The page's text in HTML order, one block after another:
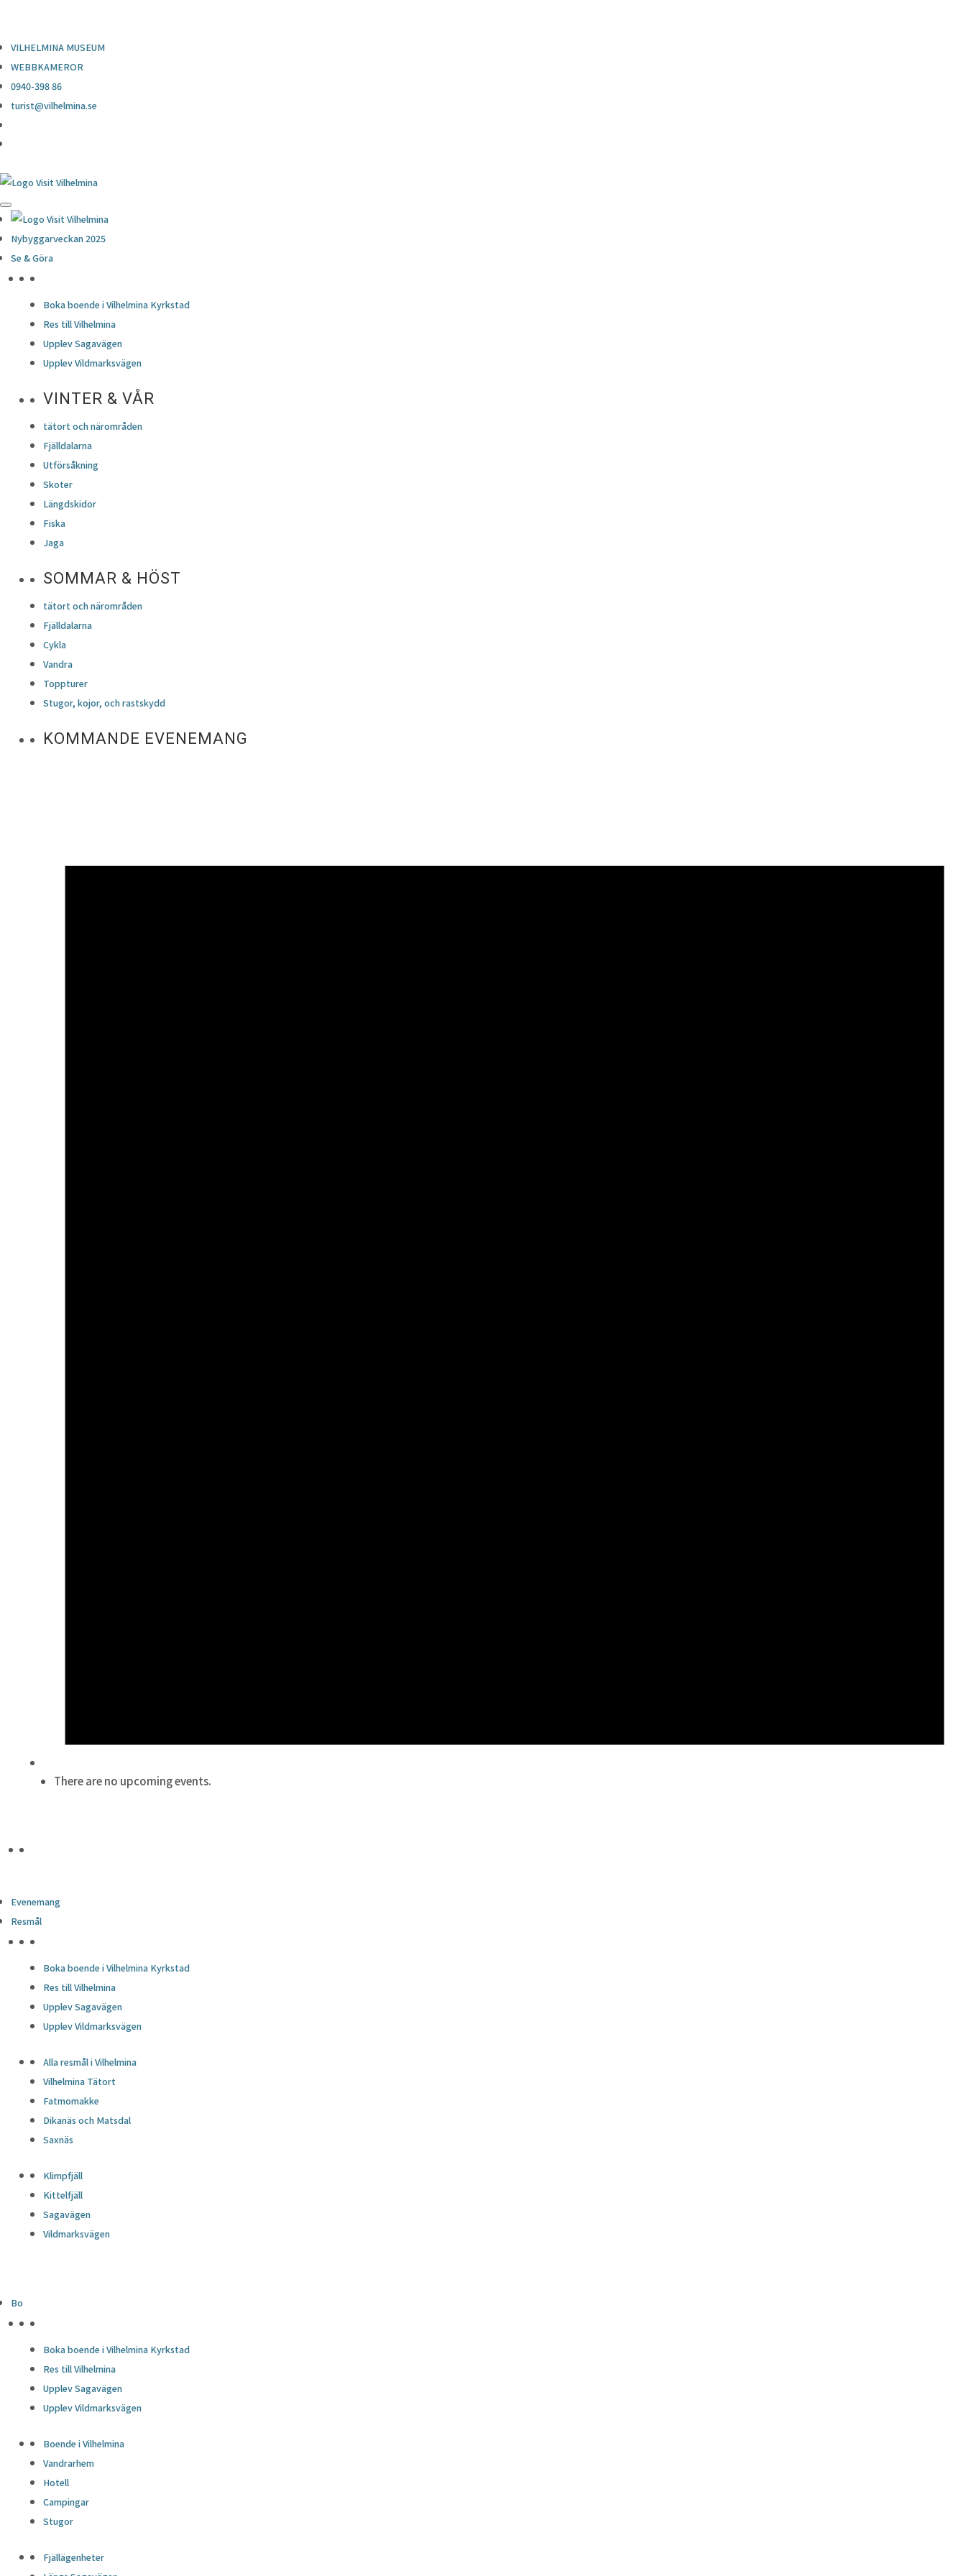
VILHELMINA MUSEUM
WEBBKAMEROR
0940-398 86
turist@vilhelmina.se
Nybyggarveckan 2025
Se & Göra
Boka boende i Vilhelmina Kyrkstad
Res till Vilhelmina
Upplev Sagavägen
Upplev Vildmarksvägen
VINTER & VÅR
tätort och närområden
Fjälldalarna
Utförsåkning
Skoter
Längdskidor
Fiska
Jaga
SOMMAR & HÖST
tätort och närområden
Fjälldalarna
Cykla
Vandra
Toppturer
Stugor, kojor, och rastskydd
KOMMANDE EVENEMANG
There are no upcoming events.
Evenemang
Resmål
Boka boende i Vilhelmina Kyrkstad
Res till Vilhelmina
Upplev Sagavägen
Upplev Vildmarksvägen
Alla resmål i Vilhelmina
Vilhelmina Tätort
Fatmomakke
Dikanäs och Matsdal
Saxnäs
Klimpfjäll
Kittelfjäll
Sagavägen
Vildmarksvägen
Bo
Boka boende i Vilhelmina Kyrkstad
Res till Vilhelmina
Upplev Sagavägen
Upplev Vildmarksvägen
Boende i Vilhelmina
Vandrarhem
Hotell
Campingar
Stugor
Fjällägenheter